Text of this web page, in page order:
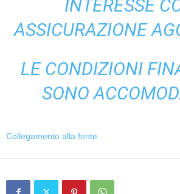
INTERESSE
ASSICURAZIONE
LE CONDIZIONI
SONO
Collegamento alla fonte